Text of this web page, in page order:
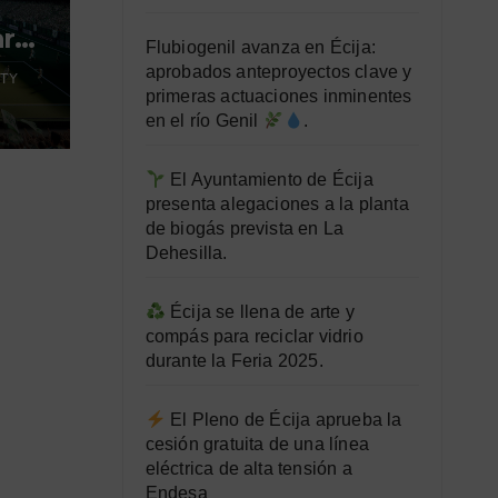
Flubiogenil avanza en Écija:
aprobados anteproyectos clave y
primeras actuaciones inminentes
en el río Genil
.
El Ayuntamiento de Écija
presenta alegaciones a la planta
de biogás prevista en La
Dehesilla.
Écija se llena de arte y
compás para reciclar vidrio
durante la Feria 2025.
El Pleno de Écija aprueba la
cesión gratuita de una línea
eléctrica de alta tensión a
Endesa